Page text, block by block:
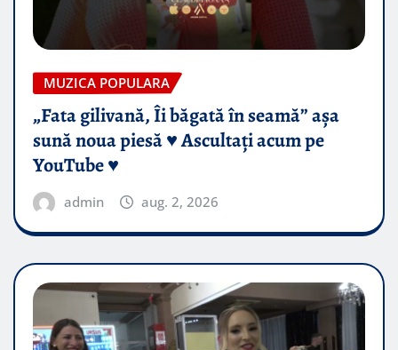
MUZICA POPULARA
„Fata gilivană, Îi băgată în seamă” așa
sună noua piesă ♥️ Ascultați acum pe
YouTube ♥️
admin aug. 2, 2026